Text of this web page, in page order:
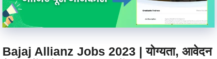
Bajaj Allianz Jobs 2023 | योग्यता, आवेदन